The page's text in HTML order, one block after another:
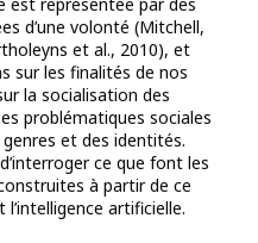
d’une volonté (Mitchell,
et al., 2010), et
sur les finalités de nos
la socialisation des
problématiques sociales
et des identités.
ce que font les
à partir de ce
l’intelligence artificielle.